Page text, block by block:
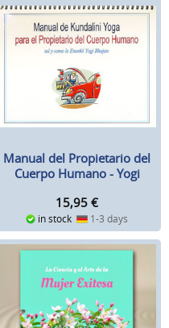
Manual del Propietario del
Cuerpo Humano - Yogi
15,95 €
in stock 1-3 days